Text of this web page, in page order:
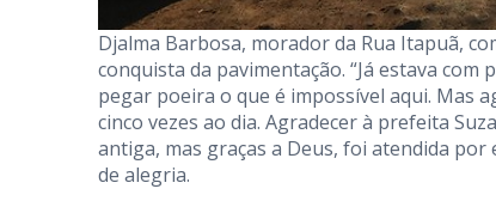
Djalma Barbosa, morador da Rua Itapuã,
conquista da pavimentação. “Já estava
pegar poeira o que é impossível aqui. Mas
cinco vezes ao dia. Agradecer à prefeita
antiga, mas graças a Deus, foi atendida por
de alegria.